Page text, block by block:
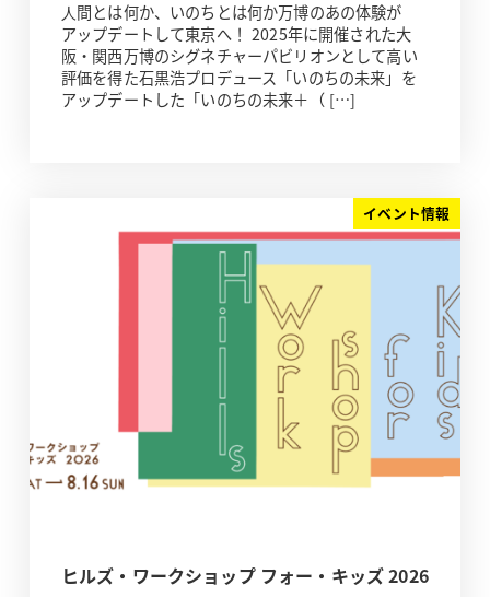
⼈間とは何か、いのちとは何か万博のあの体験が
アップデートして東京へ！ 2025年に開催された大
阪・関西万博のシグネチャーパビリオンとして高い
評価を得た石黒浩プロデュース「いのちの未来」を
アップデートした「いのちの未来＋（ […]
イベント情報
ヒルズ・ワークショップ フォー・キッズ 2026